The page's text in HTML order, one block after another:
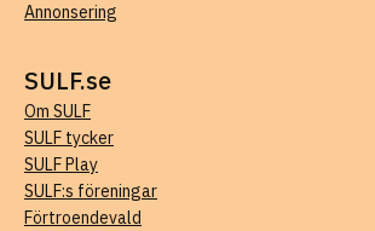
Annonsering
SULF.se
Om SULF
SULF tycker
SULF Play
SULF:s föreningar
Förtroendevald